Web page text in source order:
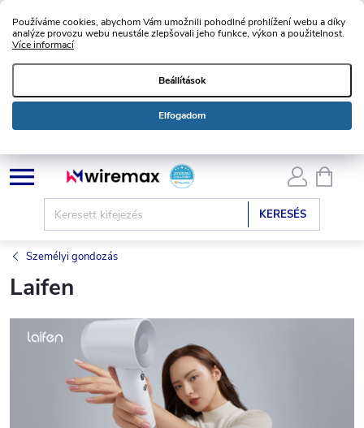
Používáme cookies, abychom Vám umožnili pohodlné prohlížení webu a díky
analýze provozu webu neustále zlepšovali jeho funkce, výkon a použitelnost.
Více informací
Beállítások
Elfogadom
Ugrás
KERESÉS
Személyi gondozás
Laifen